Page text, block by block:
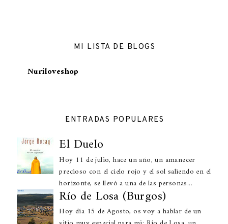
MI LISTA DE BLOGS
Nuriloveshop
ENTRADAS POPULARES
El Duelo
Hoy 11 de julio, hace un año, un amanecer
precioso con el cielo rojo y el sol saliendo en el
horizonte, se llevó a una de las personas...
Río de Losa (Burgos)
Hoy día 15 de Agosto, os voy a hablar de un